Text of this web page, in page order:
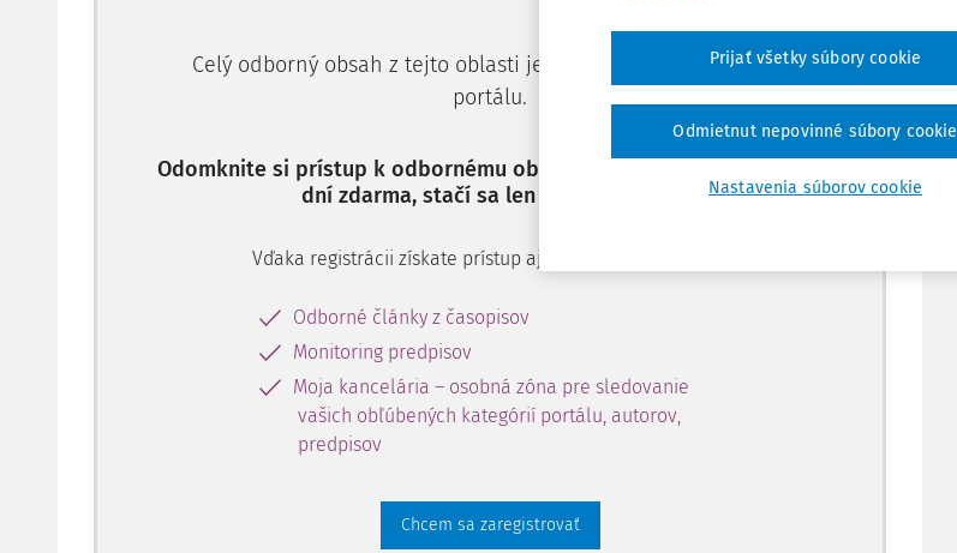
Celý odborný obsah z tejto oblasti je dostupný predplatiteľom
portálu.
Odomknite si prístup k odbornému obsahu a získajte prístup na 10
dní zdarma, stačí sa len zaregistrovať.
Vďaka registrácii získate prístup aj k vybranému obsahu:
Odborné články z časopisov
Monitoring predpisov
Moja kancelária – osobná zóna pre sledovanie
vašich obľúbených kategórií portálu, autorov,
predpisov
Chcem sa zaregistrovať
Nastavenia súborov cookie
Odmietnut nepovinné súbory cookie
Prijať všetky súbory cookie